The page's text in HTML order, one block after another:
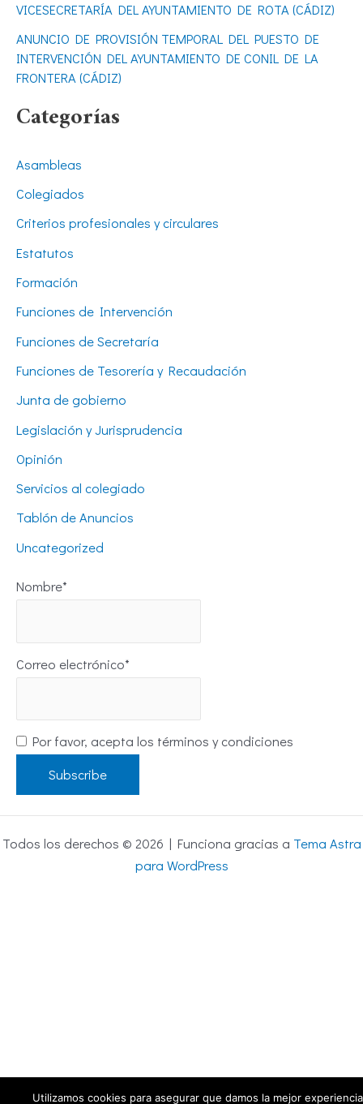
VICESECRETARÍA DEL AYUNTAMIENTO DE ROTA (CÁDIZ)
ANUNCIO DE PROVISIÓN TEMPORAL DEL PUESTO DE
INTERVENCIÓN DEL AYUNTAMIENTO DE CONIL DE LA
FRONTERA (CÁDIZ)
Categorías
Asambleas
Colegiados
Criterios profesionales y circulares
Estatutos
Formación
Funciones de Intervención
Funciones de Secretaría
Funciones de Tesorería y Recaudación
Junta de gobierno
Legislación y Jurisprudencia
Opinión
Servicios al colegiado
Tablón de Anuncios
Uncategorized
Nombre*
Correo electrónico*
Por favor, acepta los términos y condiciones
Todos los derechos © 2026 | Funciona gracias a Tema Astra
para WordPress
Utilizamos cookies para asegurar que damos la mejor